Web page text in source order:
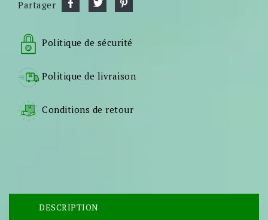
Partager
Politique de sécurité
Politique de livraison
Conditions de retour
DESCRIPTION